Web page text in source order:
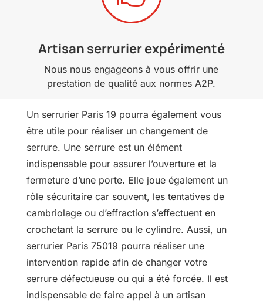
Artisan serrurier expérimenté
Nous nous engageons à vous offrir une
prestation de qualité aux normes A2P.
Un serrurier Paris 19 pourra également vous
être utile pour réaliser un changement de
serrure. Une serrure est un élément
indispensable pour assurer l’ouverture et la
fermeture d’une porte. Elle joue également un
rôle sécuritaire car souvent, les tentatives de
cambriolage ou d’effraction s’effectuent en
crochetant la serrure ou le cylindre. Aussi, un
serrurier Paris 75019 pourra réaliser une
intervention rapide afin de changer votre
serrure défectueuse ou qui a été forcée. Il est
indispensable de faire appel à un artisan